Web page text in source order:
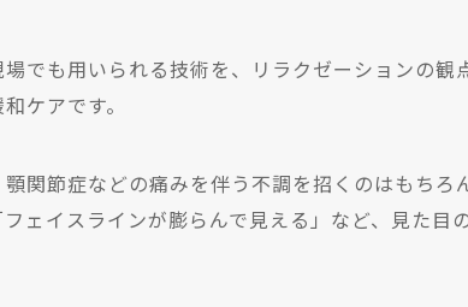
でも用いられる技術を、リラクゼーションの観
ケアです。
関節症などの痛みを伴う不調を招くのはもちろ
ェイスラインが膨らんで見える」など、見た目